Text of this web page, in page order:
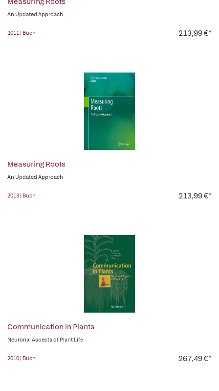
An Updated Approach
2011 | Buch 213,99 €*
Measuring Roots
An Updated Approach
2013 | Buch 213,99 €*
Communication in Plants
Neuronal Aspects of Plant Life
2010 | Buch 267,49 €*